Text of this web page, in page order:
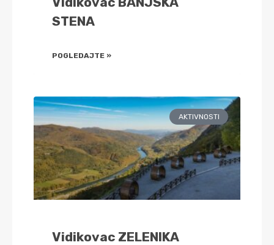
STENA
POGLEDAJTE »
AKTIVNOSTI
Vidikovac ZELENIKA